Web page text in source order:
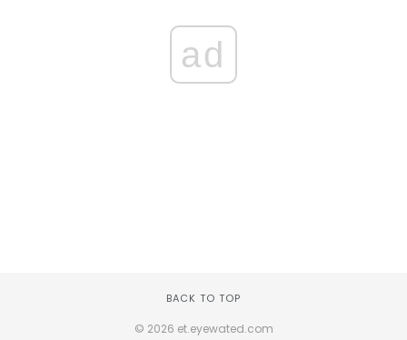
ad
BACK TO TOP
© 2026 et.eyewated.com